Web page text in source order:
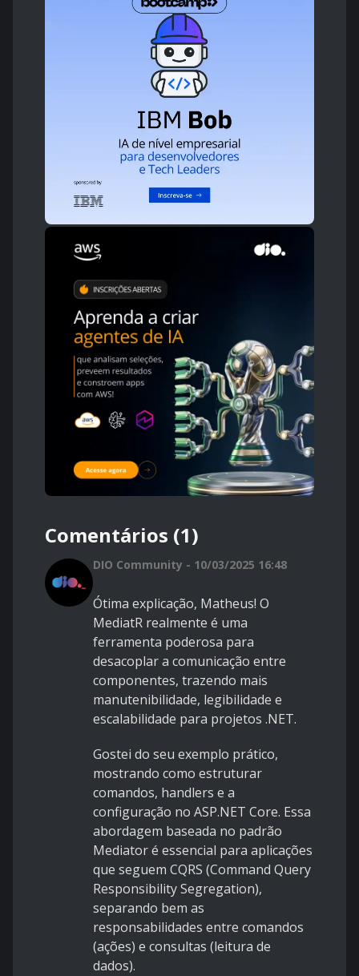
Comentários (1)
DIO Community - 10/03/2025 16:48
Ótima explicação, Matheus! O
MediatR realmente é uma
ferramenta poderosa para
desacoplar a comunicação entre
componentes, trazendo mais
manutenibilidade, legibilidade e
escalabilidade para projetos .NET.
Gostei do seu exemplo prático,
mostrando como estruturar
comandos, handlers e a
configuração no ASP.NET Core. Essa
abordagem baseada no padrão
Mediator é essencial para aplicações
que seguem CQRS (Command Query
Responsibility Segregation),
separando bem as
responsabilidades entre comandos
(ações) e consultas (leitura de
dados).